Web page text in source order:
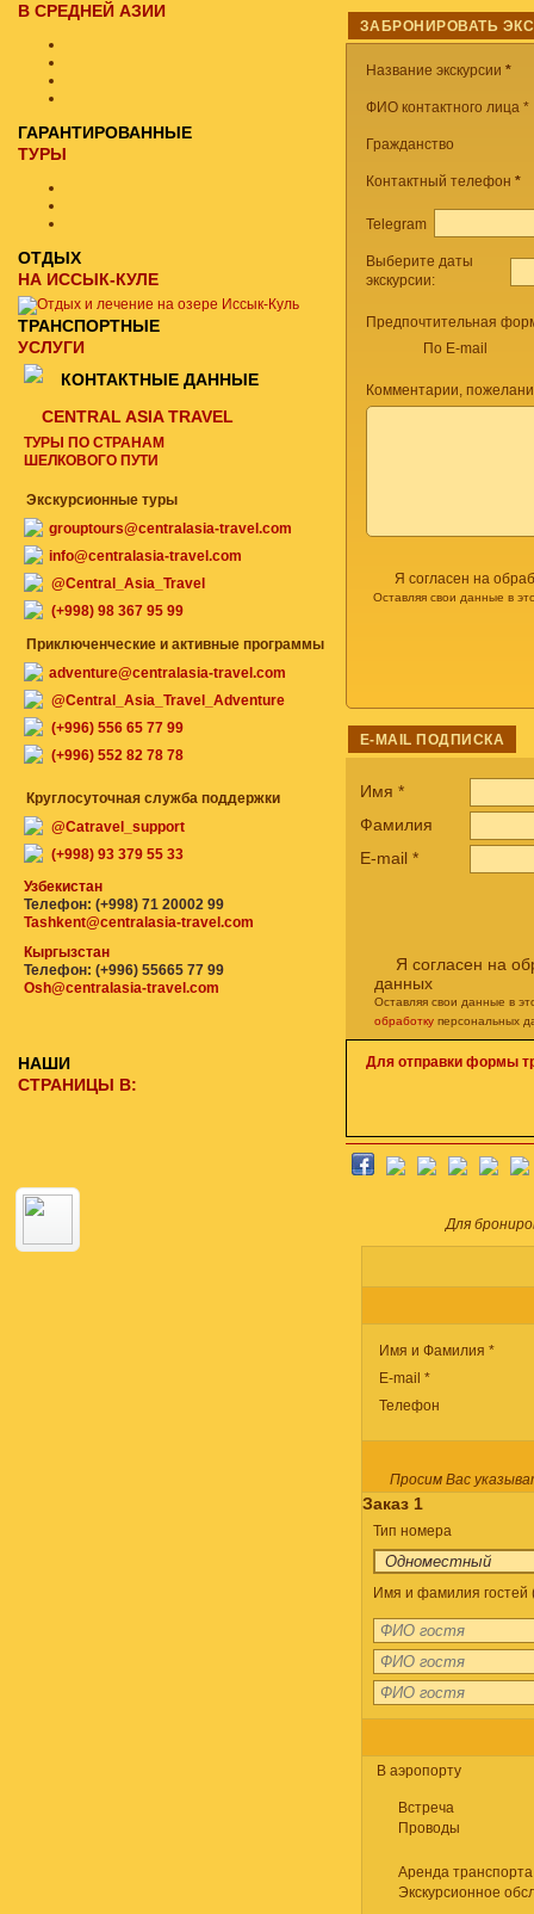
ЗАБРОНИРОВАТЬ
Название экскурсии *
ФИО контактного лица *
Гражданство
Контактный телефон *
Telegram
Выберите даты
экскурсии:
Предпочтительная
По E-mail
Комментарии,
Я согласен на
Оставляя свои данные в
E-MAIL ПОДПИСКА
Имя *
Фамилия
E-mail *
Я согласен на
данных
Оставляя свои данные в
обработку персональных
Для отправки формы
Для
Имя и Фамилия *
E-mail *
Телефон
Просим Вас
Заказ 1
Тип номера
Имя и фамилия гостей
В аэропорту
Встреча
Проводы
Аренда транспорта
Экскурсионное
В СРЕДНЕЙ АЗИИ
ГАРАНТИРОВАННЫЕ
ТУРЫ
ОТДЫХ
НА ИССЫК-КУЛЕ
ТРАНСПОРТНЫЕ
УСЛУГИ
КОНТАКТНЫЕ ДАННЫЕ
CENTRAL ASIA TRAVEL
ТУРЫ ПО СТРАНАМ
ШЕЛКОВОГО ПУТИ
Экскурсионные туры
grouptours@centralasia-travel.com
info@centralasia-travel.com
@Central_Asia_Travel
(+998) 98 367 95 99
Приключенческие и активные программы
adventure@centralasia-travel.com
@Central_Asia_Travel_Adventure
(+996) 556 65 77 99
(+996) 552 82 78 78
Круглосуточная служба поддержки
@Catravel_support
(+998) 93 379 55 33
Узбекистан
Телефон: (+998) 71 20002 99
Tashkent@centralasia-travel.com
Кыргызстан
Телефон: (+996) 55665 77 99
Osh@centralasia-travel.com
НАШИ
СТРАНИЦЫ В: